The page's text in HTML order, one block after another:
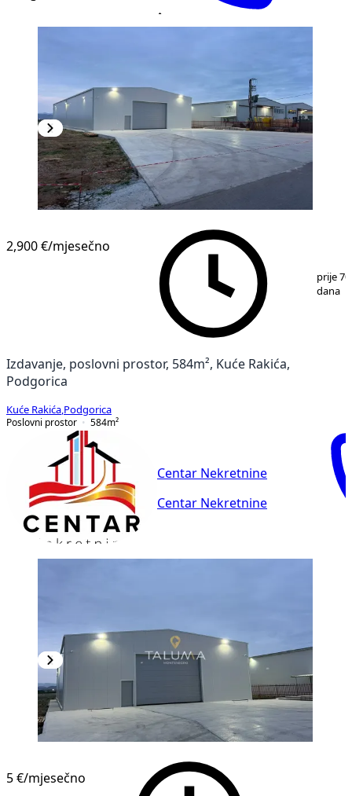
2,900 €/mjesečno
prije 70
dana
Izdavanje, poslovni prostor, 584m², Kuće Rakića,
Podgorica
Kuće Rakića Podgorica
Poslovni prostor
584m²
Centar Nekretnine
Centar Nekretnine
5 €/mjesečno